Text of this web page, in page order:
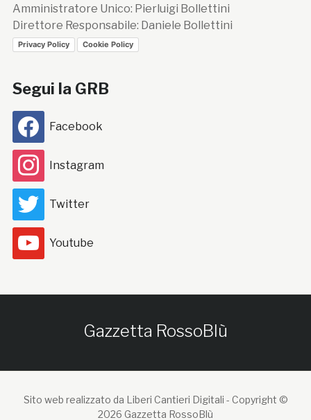
Amministratore Unico: Pierluigi Bollettini
Direttore Responsabile: Daniele Bollettini
Privacy Policy Cookie Policy
Segui la GRB
Facebook
Instagram
Twitter
Youtube
Gazzetta RossoBlù
Sito web realizzato da Liberi Cantieri Digitali - Copyright ©
2026 Gazzetta RossoBlù